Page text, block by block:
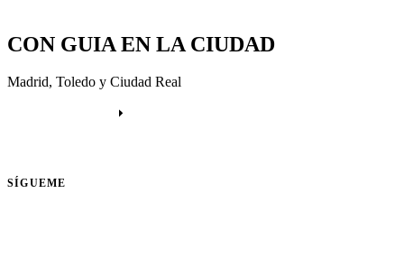
CON GUIA EN LA CIUDAD
Madrid, Toledo y Ciudad Real
SÍGUEME